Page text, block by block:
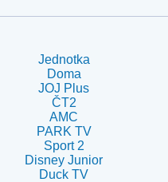
Jednotka
Doma
JOJ Plus
ČT2
AMC
PARK TV
Sport 2
Disney Junior
Duck TV